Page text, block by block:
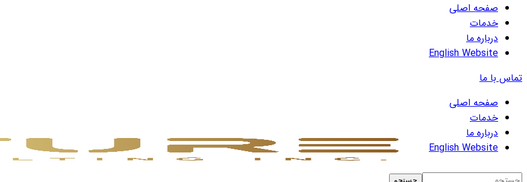
صفحه اصلی
خدمات
درباره ما
English Website
تماس با ما
صفحه اصلی
خدمات
درباره ما
English Website